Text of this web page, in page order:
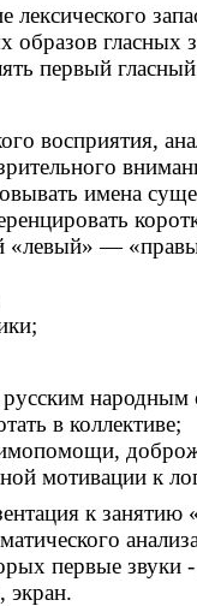
лексического
образов гласных
первый гласный
восприятия,
имена
«левый» —
народным
в коллективе;
мотивации к
к занятию
первые
экран.